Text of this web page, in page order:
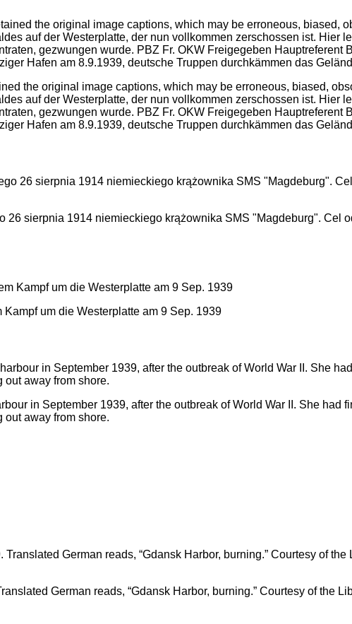
the original image captions, which may be erroneous, biased,
auf der Westerplatte, der nun vollkommen zerschossen ist. Hier
gezwungen wurde. PBZ Fr. OKW Freigegeben Hauptreferent
Hafen am 8.9.1939, deutsche Truppen durchkämmen das
26 sierpnia 1914 niemieckiego krążownika SMS "Magdeburg". Cel
um die Westerplatte am 9 Sep. 1939
in September 1939, after the outbreak of World War II. She had
out away from shore.
German reads, “Gdansk Harbor, burning.” Courtesy of the